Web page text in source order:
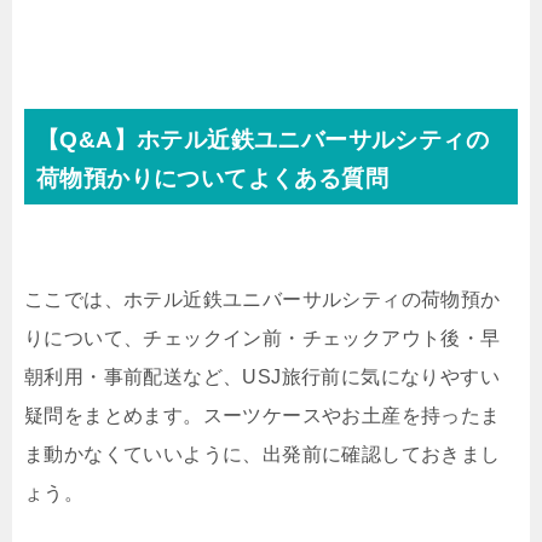
【Q&A】ホテル近鉄ユニバーサルシティの
荷物預かりについてよくある質問
ここでは、ホテル近鉄ユニバーサルシティの荷物預か
りについて、チェックイン前・チェックアウト後・早
朝利用・事前配送など、USJ旅行前に気になりやすい
疑問をまとめます。スーツケースやお土産を持ったま
ま動かなくていいように、出発前に確認しておきまし
ょう。